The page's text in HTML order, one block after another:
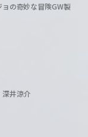
の奇妙な冒険GW製
井涼介